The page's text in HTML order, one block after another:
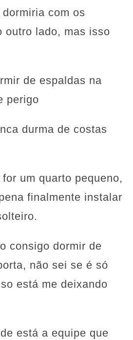
com os
outro lado, mas isso
de espaldas na
perigo
durma de costas
um quarto pequeno,
finalmente instalar
consigo dormir de
não sei se é só
está me deixando
está a equipe que